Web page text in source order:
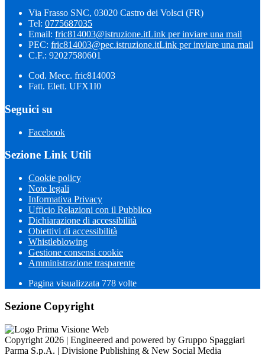
Via Frasso SNC, 03020 Castro dei Volsci (FR)
Tel: 0775687035
Email: fric814003@istruzione.itLink per inviare una mail
PEC: fric814003@pec.istruzione.itLink per inviare una mail
C.F.: 92027580601
Cod. Mecc. fric814003
Fatt. Elett. UFX1I0
Seguici su
Facebook
Sezione Link Utili
Cookie policy
Note legali
Informativa Privacy
Ufficio Relazioni con il Pubblico
Dichiarazione di accessibilità
Obiettivi di accessibilità
Whistleblowing
Gestione consensi cookie
Amministrazione trasparente
Pagina visualizzata 778 volte
Sezione Copyright
Copyright 2026 | Engineered and powered by Gruppo Spaggiari
Parma S.p.A. | Divisione Publishing & New Social Media